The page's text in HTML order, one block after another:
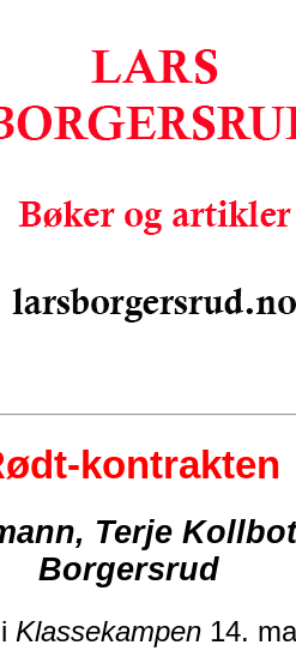
kontrakten
Terje
Borgersrud
Klassekampen 14.